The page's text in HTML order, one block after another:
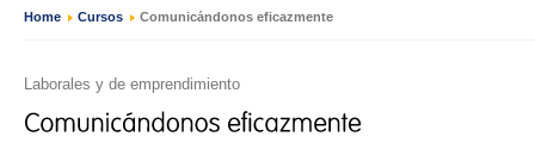
Home › Cursos › Comunicándonos eficazmente
Laborales y de emprendimiento